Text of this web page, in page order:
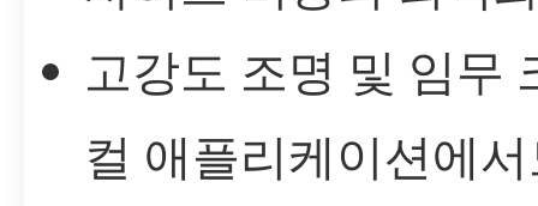
고강도 조명 및 임무
컬 애플리케이션에